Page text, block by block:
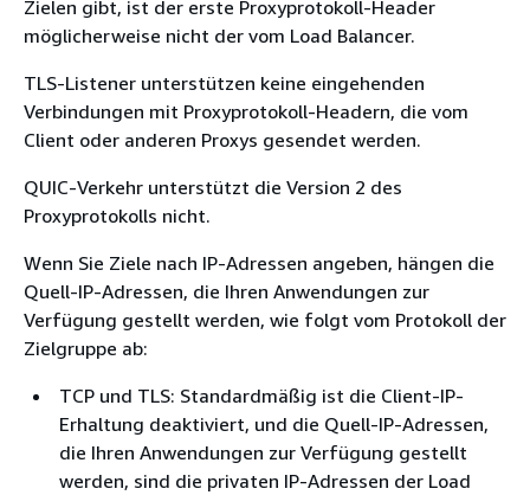
Zielen gibt, ist der erste Proxyprotokoll-Header
möglicherweise nicht der vom Load Balancer.
TLS-Listener unterstützen keine eingehenden
Verbindungen mit Proxyprotokoll-Headern, die vom
Client oder anderen Proxys gesendet werden.
QUIC-Verkehr unterstützt die Version 2 des
Proxyprotokolls nicht.
Wenn Sie Ziele nach IP-Adressen angeben, hängen die
Quell-IP-Adressen, die Ihren Anwendungen zur
Verfügung gestellt werden, wie folgt vom Protokoll der
Zielgruppe ab:
TCP und TLS: Standardmäßig ist die Client-IP-
Erhaltung deaktiviert, und die Quell-IP-Adressen,
die Ihren Anwendungen zur Verfügung gestellt
werden, sind die privaten IP-Adressen der Load